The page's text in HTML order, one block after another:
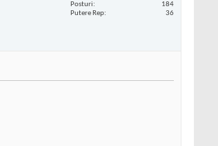
Posturi
184
Putere Rep
36